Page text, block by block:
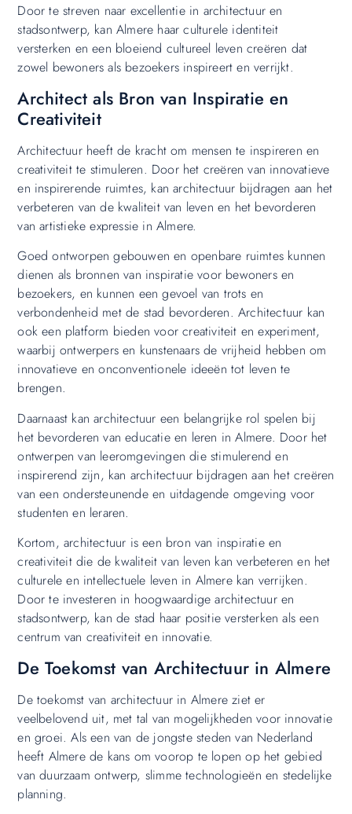
Door te streven naar excellentie in architectuur en
stadsontwerp, kan Almere haar culturele identiteit
versterken en een bloeiend cultureel leven creëren dat
zowel bewoners als bezoekers inspireert en verrijkt.
Architect als Bron van Inspiratie en
Creativiteit
Architectuur heeft de kracht om mensen te inspireren en
creativiteit te stimuleren. Door het creëren van innovatieve
en inspirerende ruimtes, kan architectuur bijdragen aan het
verbeteren van de kwaliteit van leven en het bevorderen
van artistieke expressie in Almere.
Goed ontworpen gebouwen en openbare ruimtes kunnen
dienen als bronnen van inspiratie voor bewoners en
bezoekers, en kunnen een gevoel van trots en
verbondenheid met de stad bevorderen. Architectuur kan
ook een platform bieden voor creativiteit en experiment,
waarbij ontwerpers en kunstenaars de vrijheid hebben om
innovatieve en onconventionele ideeën tot leven te
brengen.
Daarnaast kan architectuur een belangrijke rol spelen bij
het bevorderen van educatie en leren in Almere. Door het
ontwerpen van leeromgevingen die stimulerend en
inspirerend zijn, kan architectuur bijdragen aan het creëren
van een ondersteunende en uitdagende omgeving voor
studenten en leraren.
Kortom, architectuur is een bron van inspiratie en
creativiteit die de kwaliteit van leven kan verbeteren en het
culturele en intellectuele leven in Almere kan verrijken.
Door te investeren in hoogwaardige architectuur en
stadsontwerp, kan de stad haar positie versterken als een
centrum van creativiteit en innovatie.
De Toekomst van Architectuur in Almere
De toekomst van architectuur in Almere ziet er
veelbelovend uit, met tal van mogelijkheden voor innovatie
en groei. Als een van de jongste steden van Nederland
heeft Almere de kans om voorop te lopen op het gebied
van duurzaam ontwerp, slimme technologieën en stedelijke
planning.